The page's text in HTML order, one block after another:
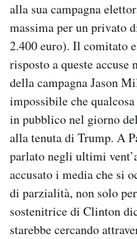
alla sua campagna
massima per un privato
2.400 euro). Il comitato
risposto a queste accuse
della campagna Jason
impossibile che
in pubblico nel giorno
alla tenuta di Trump. A
parlato negli ultimi
accusato i media che si
di parzialità, non solo
sostenitrice di Clinton
starebbe cercando